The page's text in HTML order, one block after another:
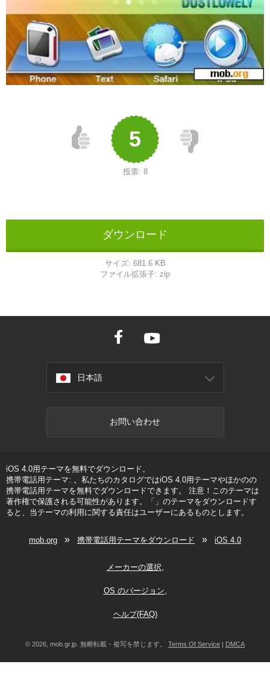
5
投票: 8
ダウンロード
サイズ: 681.6 KB
ファイル拡張子: zip
日本語
お問い合わせ
iOS 4.0用テーマを無料でダウンロード。
携帯電話用テーマ: 。私たちのカタログではiOS 4.0用テーマやほかのの
携帯電話用テーマを無料でダウンロードできます。 注意！このテーマは
著作権で保護される可能性があります。「」のテーマをダウンロードす
ると、当テーマの利用に関する責任はユーザーにあるものとします。
mob.org » 携帯電話用テーマをダウンロード » iOS 4.0
メーカーの選択
OS のバージョン
ヘルプ(FAQ)
© 2026, mob.gr.jp. 無断転載・複写を禁じます。 Terms Of Service DMCA